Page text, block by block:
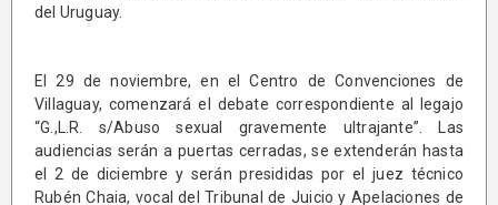
del Uruguay.
El 29 de noviembre, en el Centro de Convenciones de
Villaguay, comenzará el debate correspondiente al legajo
“G.,L.R. s/Abuso sexual gravemente ultrajante”. Las
audiencias serán a puertas cerradas, se extenderán hasta
el 2 de diciembre y serán presididas por el juez técnico
Rubén Chaia, vocal del Tribunal de Juicio y Apelaciones de